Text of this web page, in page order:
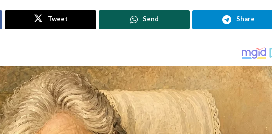
അൻവർ ആരോപിച്ചിരുന്നത്. കാട്ടു കള്ളൻ
എന്നെല്ലാം പി ശശിയെ വിളിച്ചിരുന്നു. രാഷ്ട്രീയ
പരാതികളുമായി വരുന്ന സ്ത്രീകളുടെ ഫോൺ നമ്പറുകൾ പി ശശി
വിവരങ്ങൾ പ്രത്യേകം ചോദിച്ചറിയും. ചിലരോട് ശൃംഗാരഭാവത്തിൽ
അദ്ദേഹത്തിന്റെ ഫോൺകോളുകൾ അവർ എടുക്കാതായ
അറിയാം. ഇത് എല്ലാം കൊണ്ട് മുഖ്യമന്ത്രിയുടെ
സ്ഥാനത്ത് ഇരിക്കാൻ ശശിക്ക് അർഹതയില്ല . ശശി തുടർന്നാൽ
Tweet Send Share